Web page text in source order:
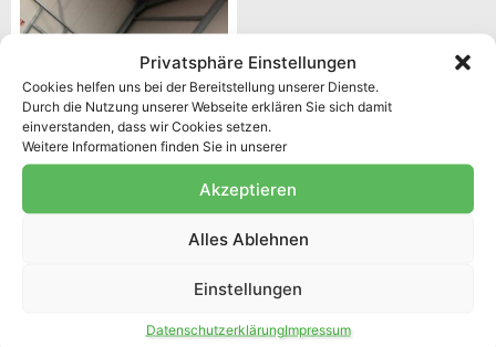
Privatsphäre Einstellungen
Cookies helfen uns bei der Bereitstellung unserer Dienste.
Durch die Nutzung unserer Webseite erklären Sie sich damit
einverstanden, dass wir Cookies setzen.
Weitere Informationen finden Sie in unserer
Akzeptieren
Alles Ablehnen
Einstellungen
DatenschutzerklärungImpressum
Industrieformat